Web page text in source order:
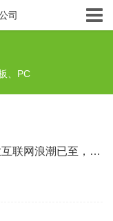
、PC
专访顺为资本李锐：产业互联网浪潮已至，新旧赛道转换要“用韧劲”
司